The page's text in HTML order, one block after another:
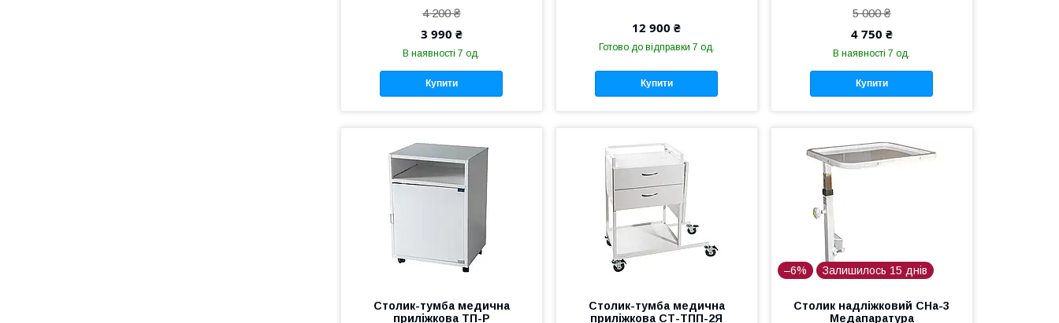
4 200 ₴
3 990 ₴
В наявності 7 од.
Купити
12 900 ₴
Готово до відправки 7 од.
Купити
5 000 ₴
4 750 ₴
В наявності 7 од.
Купити
Столик-тумба медична
приліжкова ТП-Р
Столик-тумба медична
приліжкова СТ-ТПП-2Я
–6% Залишилось 15 днів
Столик надліжковий СНа-3
Медапаратура